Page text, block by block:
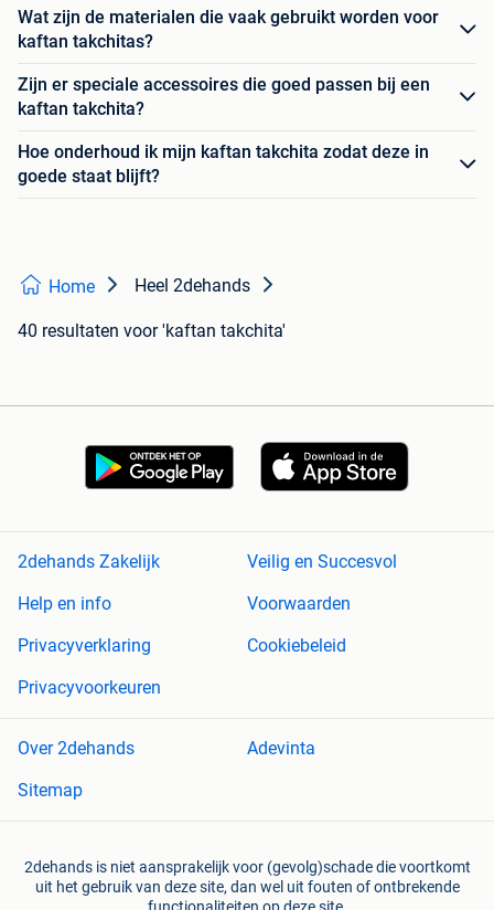
Wat zijn de materialen die vaak gebruikt worden voor
kaftan takchitas?
Zijn er speciale accessoires die goed passen bij een
kaftan takchita?
Hoe onderhoud ik mijn kaftan takchita zodat deze in
goede staat blijft?
Home Heel 2dehands
40 resultaten voor 'kaftan takchita'
2dehands Zakelijk
Veilig en Succesvol
Help en info
Voorwaarden
Privacyverklaring
Cookiebeleid
Privacyvoorkeuren
Over 2dehands
Adevinta
Sitemap
2dehands is niet aansprakelijk voor (gevolg)schade die voortkomt
uit het gebruik van deze site, dan wel uit fouten of ontbrekende